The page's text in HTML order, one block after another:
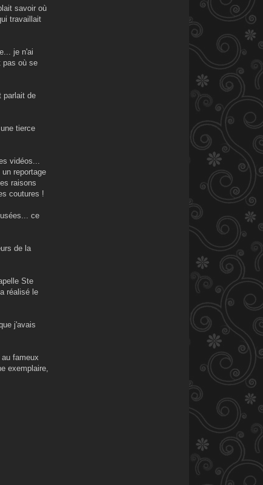
savoir où
travaillait
je n'ai
pas où se
parlait de
tierce
vidéos...
reportage
raisons
coutures !
ce
de la
Ste
réalisé le
j'avais
fameux
exemplaire,